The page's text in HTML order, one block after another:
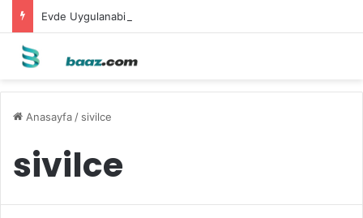
Evde Uygulanabilecek Leke Karşıtı Maskeler
Anasayfa / sivilce
sivilce